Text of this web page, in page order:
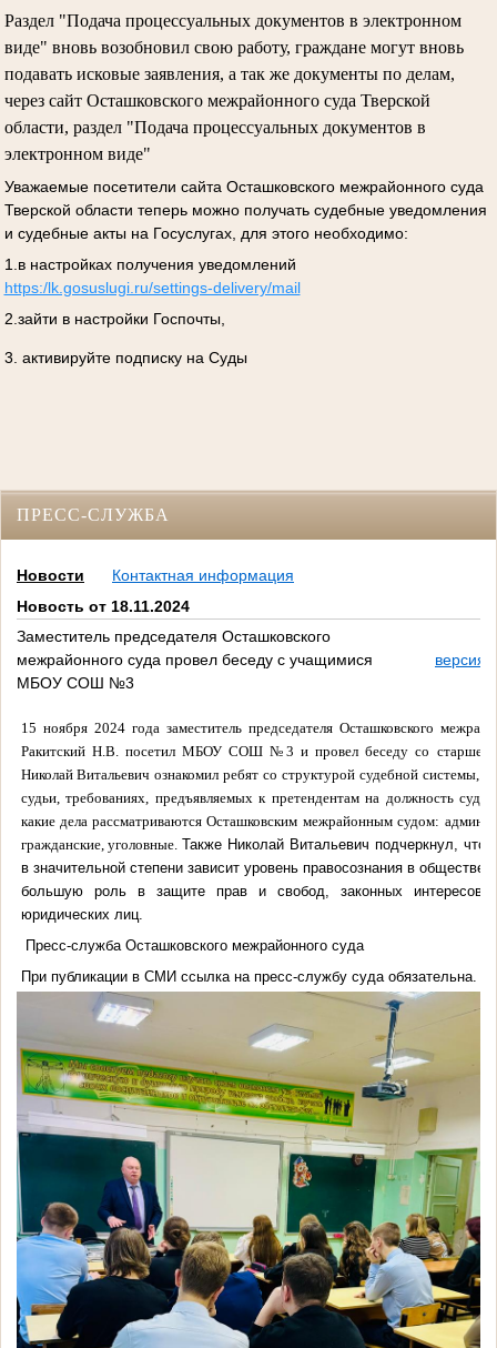
Раздел "Подача процессуальных документов в электронном
виде" вновь возобновил свою работу, граждане могут вновь
подавать исковые заявления, а так же документы по делам,
через сайт Осташковского межрайонного суда Тверской
области, раздел "Подача процессуальных документов в
электронном виде"
Уважаемые посетители сайта Осташковского межрайонного суда
Тверской области теперь можно получать судебные уведомления
и судебные акты на Госуслугах, для этого необходимо:
1.в настройках получения уведомлений
https:/lk.gosuslugi.ru/settings-delivery/mail
2.зайти в настройки Госпочты,
3. активируйте подписку на Суды
ПРЕСС-СЛУЖБА
Новости
Контактная информация
Новость от 18.11.2024
Заместитель председателя Осташковского
межрайонного суда провел беседу с учащимися
МБОУ СОШ №3
версия
15 ноября 2024 года заместитель председателя Осташковского
Ракитский Н.В. посетил МБОУ СОШ №3 и провел беседу со
Николай Витальевич ознакомил ребят со структурой судебной системы,
судьи, требованиях, предъявляемых к претендентам на должность судьи.
какие дела рассматриваются Осташковским межрайонным судом:
гражданские, уголовные.Также Николай Витальевич подчеркнул, что
в значительной степени зависит уровень правосознания в обществе,
большую роль в защите прав и свобод, законных интересов
юридических лиц.
Пресс-служба Осташковского межрайонного суда
При публикации в СМИ ссылка на пресс-службу суда обязательна.